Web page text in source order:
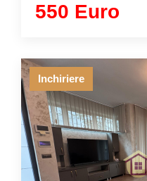
550 Euro
Inchiriere